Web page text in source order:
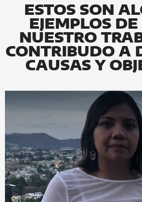
ESTOS SON
EJEMPLOS
NUESTRO
CONTRIBUDO A
CAUSAS Y